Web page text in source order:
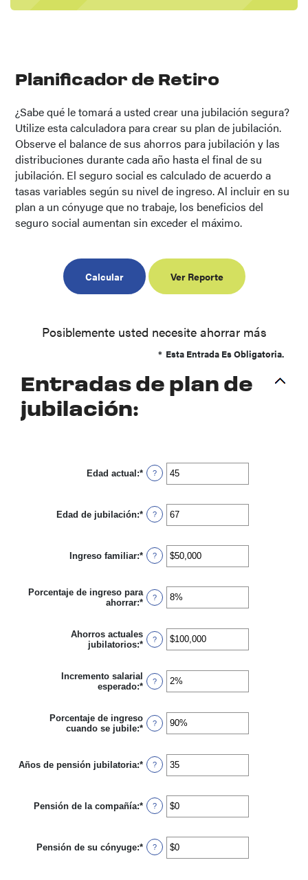
Planificador de Retiro
¿Sabe qué le tomará a usted crear una jubilación segura?
Utilize esta calculadora para crear su plan de jubilación.
Observe el balance de sus ahorros para jubilación y las
distribuciones durante cada año hasta el final de su
jubilación. El seguro social es calculado de acuerdo a
tasas variables según su nivel de ingreso. Al incluir en su
plan a un cónyuge que no trabaje, los beneficios del
seguro social aumentan sin exceder el máximo.
Posiblemente usted necesite ahorrar más
* Esta Entrada Es Obligatoria.
Entradas de plan de
jubilación:
Edad actual:* Ingresa
un
entre
14
?
Edad de jubilación:* Ingresa
un
entre
10
?
Ingreso familiar:* Ingresa
un
$1
?
Porcentaje de ingreso para
ahorrar:* Ingresa
entre
0%
?
Ahorros actuales
jubilatorios:* Ingresa
entre
$0
?
Incremento salarial
esperado:* Ingresa
entre
0%
?
Porcentaje de ingreso
cuando se jubile:* Ingresa
entre
40%
?
Años de pensión jubilatoria:* Ingresa
un
entre
1
?
Pensión de la compañía:* Ingresa
un
entre
$0
?
Pensión de su cónyuge:* Ingresa
un
?